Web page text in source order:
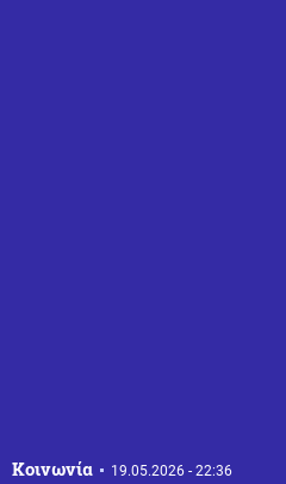
Κοινωνία 19.05.2026 - 22:36